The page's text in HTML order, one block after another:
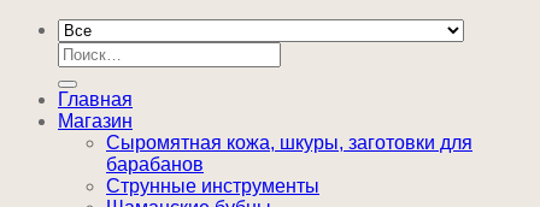
Искать:
Главная
Магазин
Сыромятная кожа, шкуры, заготовки для
барабанов
Струнные инструменты